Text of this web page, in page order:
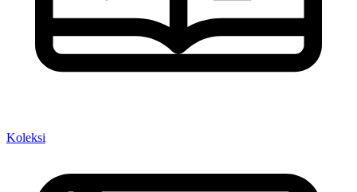
Koleksi